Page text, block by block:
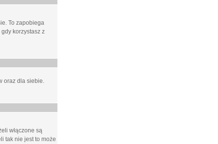
To zapobiega
korzystasz z
oraz dla siebie.
włączone są
tak nie jest to może